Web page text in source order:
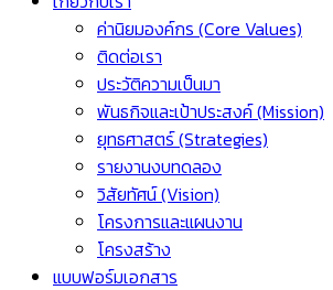
ค่านิยมองค์กร (Core Values)
ติดต่อเรา
ประวัติความเป็นมา
พันธกิจและเป้าประสงค์ (Mission)
ยุทธศาสตร์ (Strategies)
รายงานงบทดลอง
วิสัยทัศน์ (Vision)
โครงการและแผนงาน
โครงสร้าง
แบบฟอร์มเอกสาร